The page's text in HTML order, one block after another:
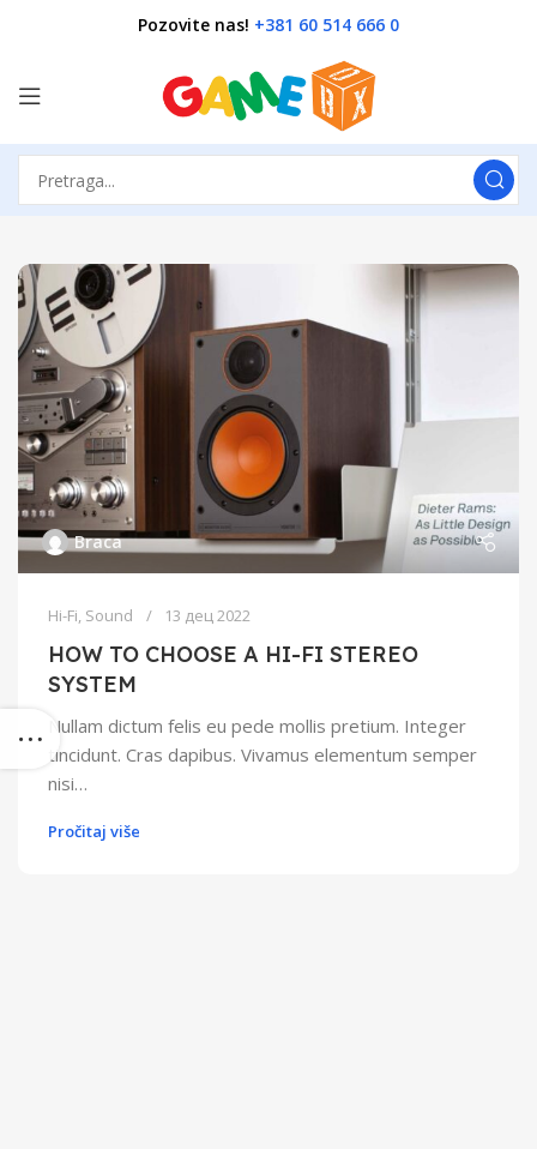
Pozovite nas! +381 60 514 666 0
Braca
Hi-Fi, Sound 13 дец 2022
HOW TO CHOOSE A HI-FI STEREO
SYSTEM
Nullam dictum felis eu pede mollis pretium. Integer
tincidunt. Cras dapibus. Vivamus elementum semper
nisi…
Pročitaj više